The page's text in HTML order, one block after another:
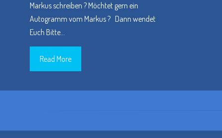
Markus schreiben ? Möchtet gern ein
Autogramm vom Markus ? Dann wendet
Euch Bitte…
Read More